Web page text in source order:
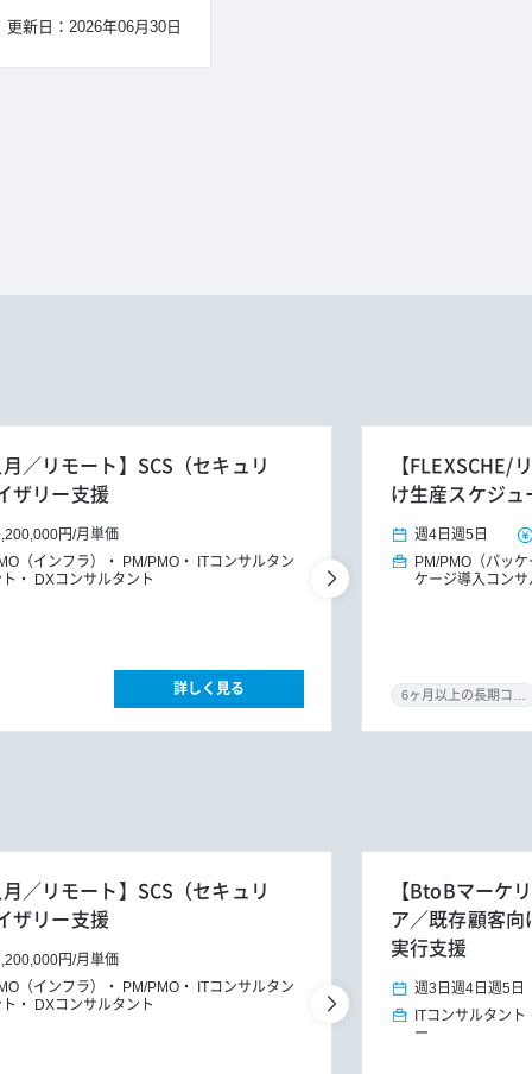
更新日：2026年06月30日
／リモート】SCS（セキュリ
ザリー支援
円/月単価
（インフラ）
PM/PMO
ITコンサルタン
DXコンサルタント
詳しく見る
【
け生産スケジ
週4日 週5日
PM/PMO（パッ
ケージ導入コン
／リモート】SCS（セキュリ
ザリー支援
円/月単価
（インフラ）
PM/PMO
ITコンサルタン
DXコンサルタント
【BtoBマーケ
ア／既存顧客
実行支援
週3日 週4日 週5日
ITコンサルタント
ー